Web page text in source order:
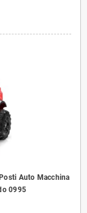
Auto Macchina
0995